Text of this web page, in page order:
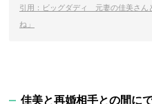
引用：ビッグダディ 元妻の佳美さん
ね」
佳美と再婚相手との間に